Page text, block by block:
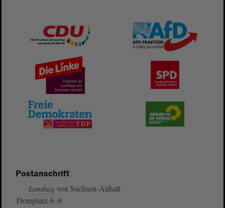
Postanschrift
Landtag von Sachsen-Anhalt
Domplatz 6–9